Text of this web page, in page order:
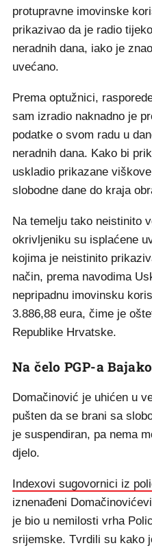
protupravne imovinske
prikazivao da je radio
neradnih dana, iako je
uvećano.
Prema optužnici,
sam izradio naknadno je
podatke o svom radu u
neradnih dana. Kako bi
uskladio prikazane
slobodne dane do kraja
Na temelju tako neistinito
okrivljeniku su isplaćene
kojima je neistinito
način, prema navodima
nepripadnu imovinsku
3.886,88 eura, čime je
Republike Hrvatske.
Na čelo PGP-a
Domačinović je uhićen u
pušten da se brani sa
je suspendiran, pa nema
djelo.
Indexovi sugovornici iz
iznenađeni
je bio u nemilosti vrha
srijemske. Tvrdili su kako